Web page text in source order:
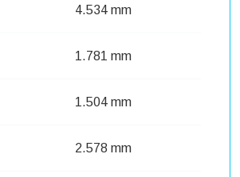
4.534 mm
1.781 mm
1.504 mm
2.578 mm